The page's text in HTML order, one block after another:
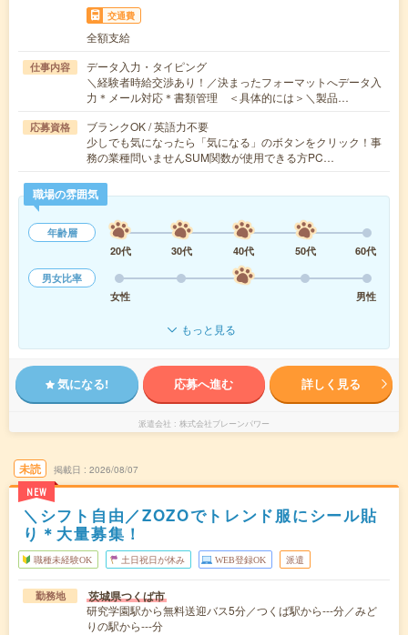
交通費
全額支給
仕事内容
データ入力・タイピング
＼経験者時給交渉あり！／決まったフォーマットへデータ入
力＊メール対応＊書類管理 ＜具体的には＞＼製品…
応募資格
ブランクOK / 英語力不要
少しでも気になったら「気になる」のボタンをクリック！事
務の業種問いませんSUM関数が使用できる方PC…
職場の雰囲気
年齢層
20代
30代 40代 50代
60代
男女比率
女性
男性
もっと見る
気になる! 応募へ進む 詳しく見る
派遣会社 株式会社ブレーンパワー
未読
NEW
掲載日 2026/08/07
＼シフト自由／ZOZOでトレンド服にシール貼
り＊大量募集！
職種未経験OK 土日祝日が休み WEB登録OK 派遣
勤務地 茨城県つくば市
研究学園駅から無料送迎バス5分／つくば駅から---分／みど
りの駅から---分